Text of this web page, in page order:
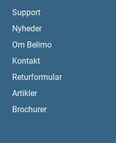
Support
Nyheder
Om Belimo
Kontakt
Returformular
Artikler
Brochurer